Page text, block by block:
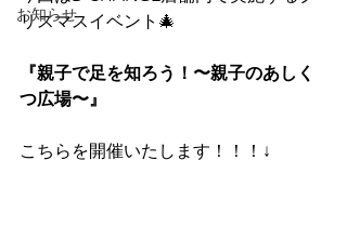
お知らせ
リスマスイベント🎄
『親子で足を知ろう！〜親子のあしく
つ広場〜』
こちらを開催いたします！！！↓